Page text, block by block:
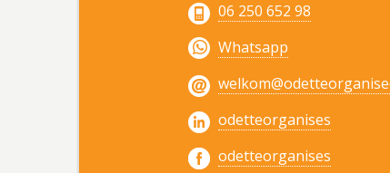
06 250 652 98
Whatsapp
odetteorganises
odetteorganises